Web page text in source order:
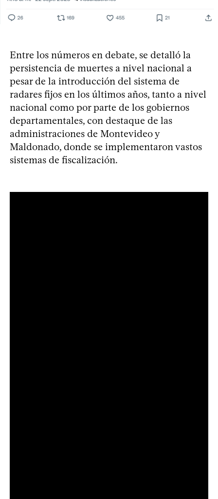
Entre los números en debate, se detalló la
persistencia de muertes a nivel nacional a
pesar de la introducción del sistema de
radares fijos en los últimos años, tanto a nivel
nacional como por parte de los gobiernos
departamentales, con destaque de las
administraciones de Montevideo y
Maldonado, donde se implementaron vastos
sistemas de fiscalización.